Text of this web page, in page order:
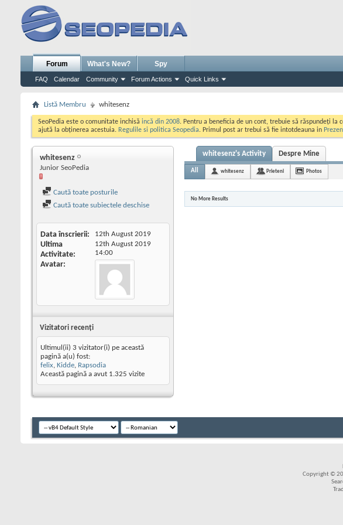
Forum
FAQ Calendar Community Forum Actions Quick Links
What's New? Spy
Listă Membru whitesenz
SeoPedia este o comunitate inchisă incă din 2008. Pentru a beneficia de un cont, trebuie să răspundeți
ajută la obținerea acestuia. Regulile si politica Seopedia. Primul post ar trebui să fie intotdeauna in
whitesenz
Junior SeoPedia
Caută toate posturile
Caută toate subiectele deschise
Data înscrierii 12th August 2019
Ultima
Activitate
12th August 2019
14:00
Avatar
Vizitatori recenţi
Ultimul(ii) 3 vizitator(i) pe această
pagină a(u) fost:
felix, Kidde, Rapsodia
Această pagină a avut 1.325 vizite
whitesenz's Activity Despre Mine
All whitesenz Prieteni Photos
No More Results
Copyright ©